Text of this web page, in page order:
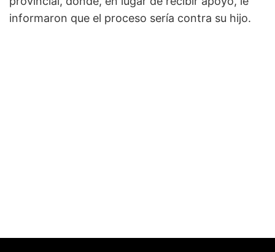
informaron que el proceso sería contra su hijo.